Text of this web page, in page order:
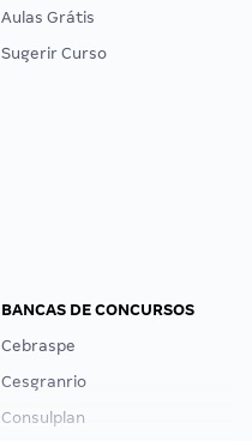
Aulas Grátis
Sugerir Curso
BANCAS DE CONCURSOS
Cebraspe
Cesgranrio
Consulplan